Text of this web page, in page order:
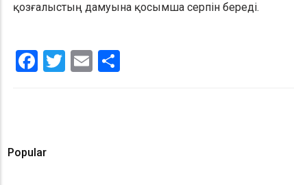
қозғалыстың дамуына қосымша серпін береді.
Facebook
Twitter
Email
Popular